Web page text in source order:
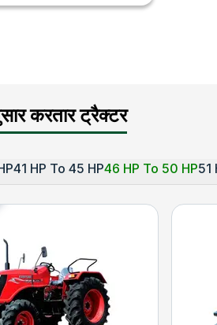
करतार ट्रैक्टर
41 HP To 45 HP46 HP To 50 HP51